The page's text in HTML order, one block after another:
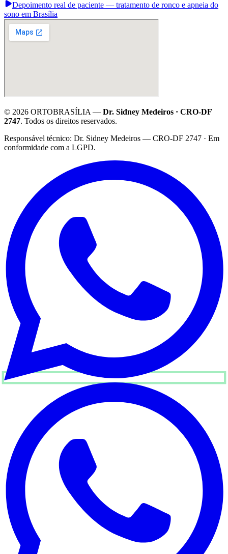
Depoimento real de paciente — tratamento de ronco e apneia do
sono em Brasília
© 2026 ORTOBRASÍLIA — Dr. Sidney Medeiros · CRO-DF
2747. Todos os direitos reservados.
Responsável técnico: Dr. Sidney Medeiros — CRO-DF 2747 · Em
conformidade com a LGPD.